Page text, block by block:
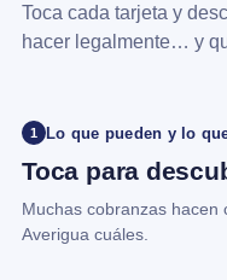
Toca cada tarjeta y
hacer legalmente… y
1 Lo que pueden y lo
Toca para
Muchas cobranzas hacen
Averigua cuáles.